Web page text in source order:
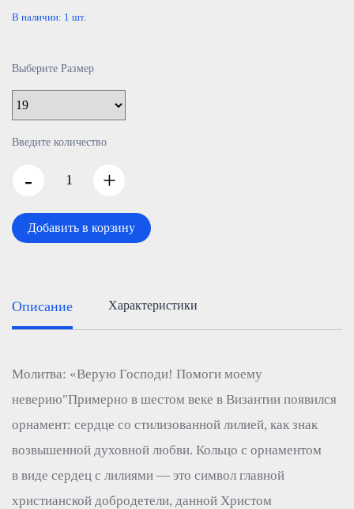
В наличии: 1 шт.
Выберите Размер
Введите количество
- +
Добавить в корзину
Описание Характеристики
Молитва: «Верую Господи! Помоги моему
неверию"Примерно в шестом веке в Византии появился
орнамент: сердце со стилизованной лилией, как знак
возвышенной духовной любви. Кольцо с орнаментом
в виде сердец с лилиями — это символ главной
христианской добродетели, данной Христом